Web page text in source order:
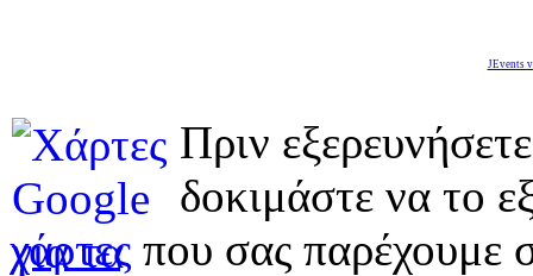
JEvents
Πριν
δοκιμάστε να το
χάρτες που σας παρέχουμε